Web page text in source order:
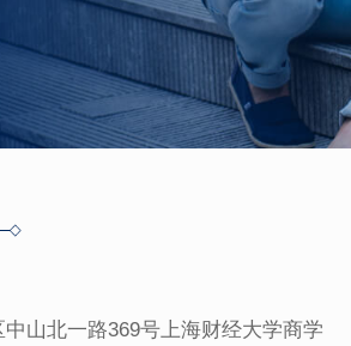
山北一路369号上海财经大学商学